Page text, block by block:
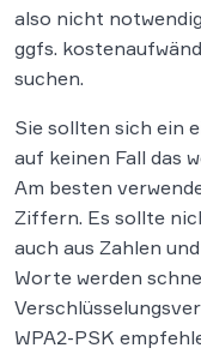
also nicht
ggfs.
suchen.
Sie sollten sich ein
auf keinen Fall das
Am besten
Ziffern. Es sollte
auch aus Zahlen
Worte werden
WPA2-PSK